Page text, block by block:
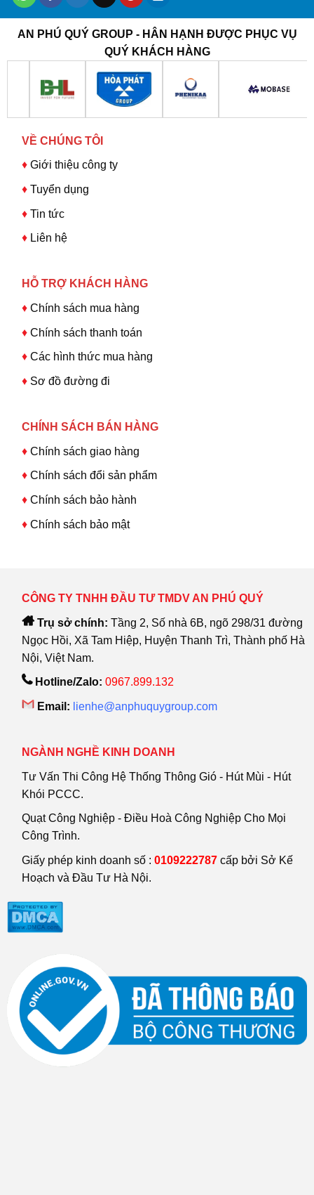
AN PHÚ QUÝ GROUP - HÂN HẠNH ĐƯỢC PHỤC VỤ
QUÝ KHÁCH HÀNG
VỀ CHÚNG TÔI
♦ Giới thiệu công ty
♦Tuyển dụng
♦ Tin tức
♦ Liên hệ
HỖ TRỢ KHÁCH HÀNG
♦Chính sách mua hàng
♦ Chính sách thanh toán
♦ Các hình thức mua hàng
♦ Sơ đồ đường đi
CHÍNH SÁCH BÁN HÀNG
♦ Chính sách giao hàng
♦ Chính sách đổi sản phẩm
♦ Chính sách bảo hành
♦ Chính sách bảo mật
CÔNG TY TNHH ĐẦU TƯ TMDV AN PHÚ QUÝ
Trụ sở chính: Tầng 2, Số nhà 6B, ngõ 298/31 đường
Ngọc Hồi, Xã Tam Hiệp, Huyện Thanh Trì, Thành phố Hà
Nội, Việt Nam.
Hotline/Zalo: 0967.899.132
Email: lienhe@anphuquygroup.com
NGÀNH NGHỀ KINH DOANH
Tư Vấn Thi Công Hệ Thống Thông Gió - Hút Mùi - Hút
Khói PCCC.
Quạt Công Nghiệp - Điều Hoà Công Nghiệp Cho Mọi
Công Trình.
Giấy phép kinh doanh số : 0109222787 cấp bởi Sở Kế
Hoạch và Đầu Tư Hà Nội.